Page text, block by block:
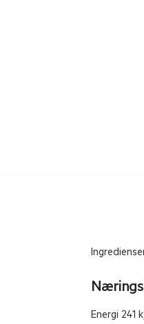
Energi 241